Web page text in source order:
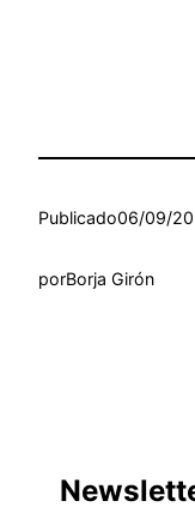
Publicado06/09/
porBorja Girón